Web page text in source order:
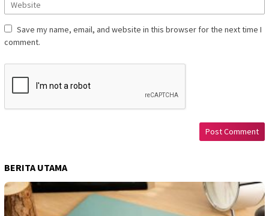
Save my name, email, and website in this browser for the next time I
comment.
BERITA UTAMA